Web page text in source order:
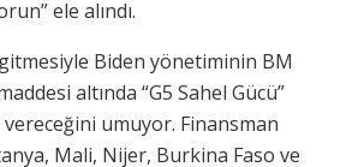
ele alındı.
Biden yönetiminin BM
altında “G5 Sahel Gücü”
umuyor. Finansman
Mali, Nijer, Burkina Faso ve